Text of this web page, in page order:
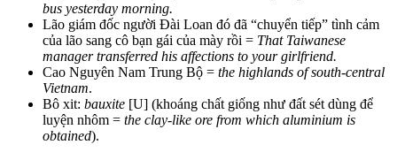
bus yesterday morning.
Lão giám đốc người Đài Loan đó đã “chuyển tiếp” tình cảm
của lão sang cô bạn gái của mày rồi = That Taiwanese
manager transferred his affections to your girlfriend.
Cao Nguyên Nam Trung Bộ = the highlands of south-central
Vietnam.
Bô xit: bauxite [U] (khoáng chất giống như đất sét dùng để
luyện nhôm = the clay-like ore from which aluminium is
obtained).